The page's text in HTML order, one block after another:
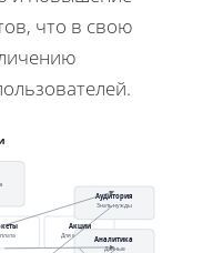
что в свою
Акции
Для клиентов
Аудитория
Знать нужды
Аналитика
Данные